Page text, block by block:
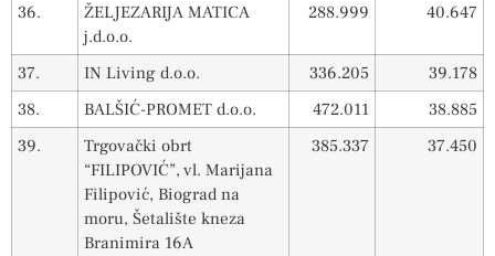
36.
ŽELJEZARIJA MATICA
j.d.o.o.
288.999 40.647
37. IN Living d.o.o. 336.205
39.178
38.
BALŠIĆ-PROMET d.o.o. 472.011
38.885
39.
Trgovački obrt
“FILIPOVIĆ”, vl. Marijana
Filipović, Biograd na
moru, Šetalište kneza
Branimira 16A
385.337 37.450